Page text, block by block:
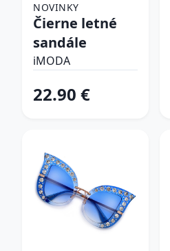
NOVINKY
Čierne letné
sandále
iMODA
22.90 €